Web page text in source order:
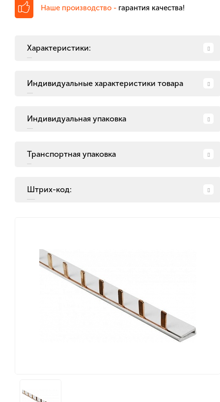
Наше производство - гарантия качества!
Характеристики:
Индивидуальные характеристики товара
Индивидуальная упаковка
Транспортная упаковка
Штрих-код: